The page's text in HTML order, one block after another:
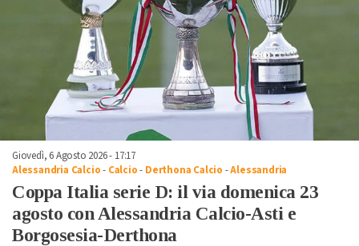
Giovedì, 6 Agosto 2026 - 17:17
Alessandria Calcio- Calcio- Derthona Calcio -Alessandria
Coppa Italia serie D: il via domenica 23
agosto con Alessandria Calcio-Asti e
Borgosesia-Derthona